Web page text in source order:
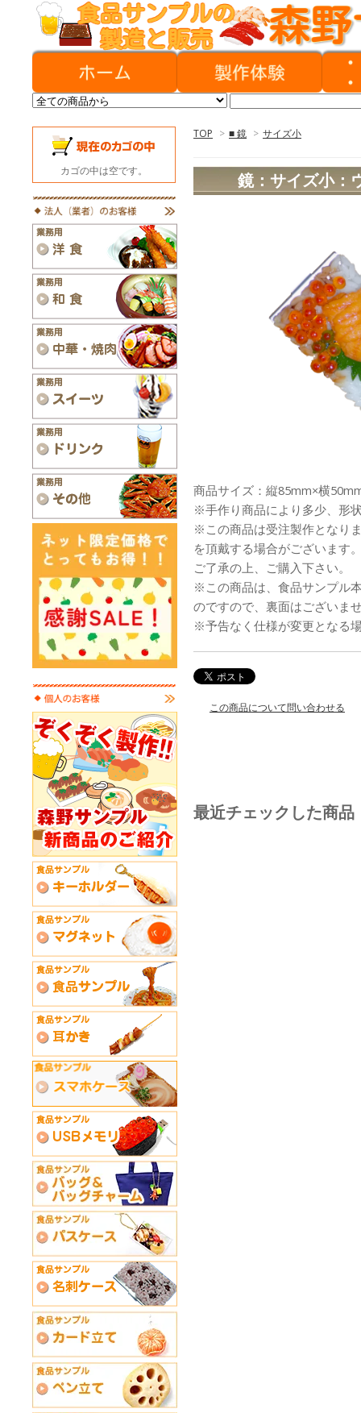
TOP > ■ 鏡 > サイズ小
鏡：サイズ小：
商品サイズ：縦85mm×横
※手作り商品により多少、形
※この商品は受注製作となり
を頂戴する場合がございます
ご了承の上、ご購入下さい。
※この商品は、食品サンプル
のですので、裏面はございま
※予告なく仕様が変更となる
この商品について問い合わせる
最近チェックした商品
カゴの中は空です。